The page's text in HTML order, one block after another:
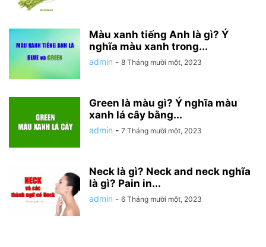
Màu xanh tiếng Anh là gì? Ý
nghĩa màu xanh trong...
admin - 8 Tháng mười một, 2023
Green là màu gì? Ý nghĩa màu
xanh lá cây bằng...
admin - 7 Tháng mười một, 2023
Neck là gì? Neck and neck nghĩa
là gì? Pain in...
admin - 6 Tháng mười một, 2023